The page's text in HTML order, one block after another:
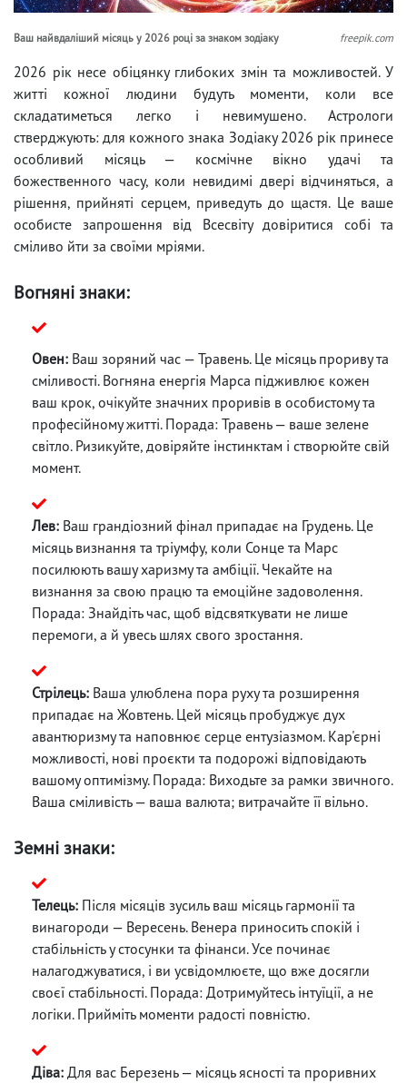
Ваш найвдаліший місяць у 2026 році за знаком зодіаку freepik.com
2026 рік несе обіцянку глибоких змін та можливостей. У
житті кожної людини будуть моменти, коли все
складатиметься легко і невимушено. Астрологи
стверджують: для кожного знака Зодіаку 2026 рік принесе
особливий місяць — космічне вікно удачі та
божественного часу, коли невидимі двері відчиняться, а
рішення, прийняті серцем, приведуть до щастя. Це ваше
особисте запрошення від Всесвіту довіритися собі та
сміливо йти за своїми мріями.
Вогняні знаки:
Овен: Ваш зоряний час — Травень. Це місяць прориву та
сміливості. Вогняна енергія Марса підживлює кожен
ваш крок, очікуйте значних проривів в особистому та
професійному житті. Порада: Травень — ваше зелене
світло. Ризикуйте, довіряйте інстинктам і створюйте свій
момент.
Лев: Ваш грандіозний фінал припадає на Грудень. Це
місяць визнання та тріумфу, коли Сонце та Марс
посилюють вашу харизму та амбіції. Чекайте на
визнання за свою працю та емоційне задоволення.
Порада: Знайдіть час, щоб відсвяткувати не лише
перемоги, а й увесь шлях свого зростання.
Стрілець: Ваша улюблена пора руху та розширення
припадає на Жовтень. Цей місяць пробуджує дух
авантюризму та наповнює серце ентузіазмом. Кар'єрні
можливості, нові проєкти та подорожі відповідають
вашому оптимізму. Порада: Виходьте за рамки звичного.
Ваша сміливість — ваша валюта; витрачайте її вільно.
Земні знаки:
Телець: Після місяців зусиль ваш місяць гармонії та
винагороди — Вересень. Венера приносить спокій і
стабільність у стосунки та фінанси. Усе починає
налагоджуватися, і ви усвідомлюєте, що вже досягли
своєї стабільності. Порада: Дотримуйтесь інтуїції, а не
логіки. Прийміть моменти радості повністю.
Діва: Для вас Березень — місяць ясності та проривних